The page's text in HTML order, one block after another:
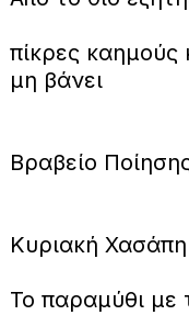
πίκρες
μη βάνει
Βραβείο
Κυριακή
Το παραμύθι με